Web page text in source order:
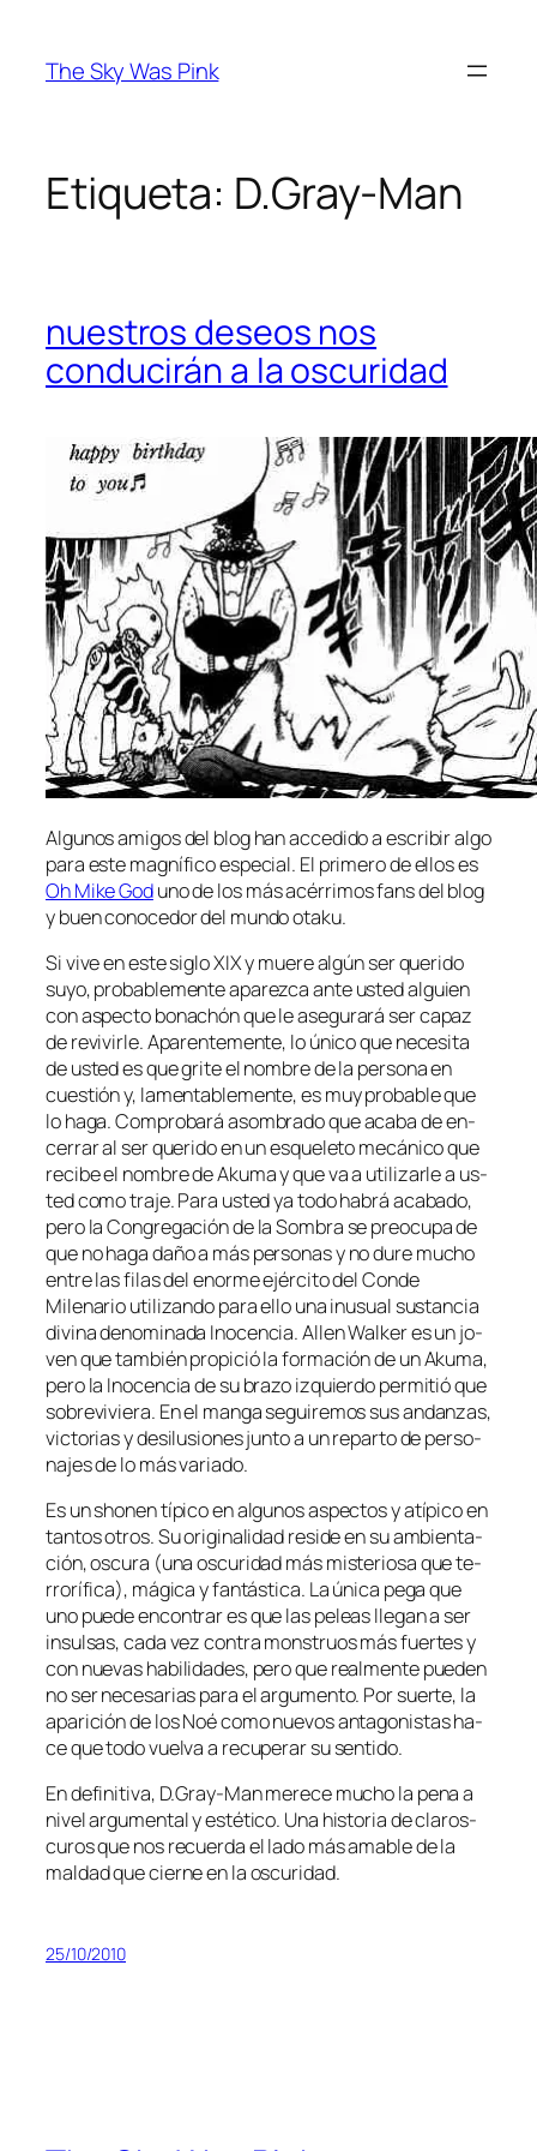
contenido
The Sky Was Pink
Etiqueta: D.Gray-Man
nuestros deseos nos
conducirán a la oscuridad
Algunos ami­gos del blog han ac­ce­di­do a es­cri­bir al­go
pa­ra es­te mag­ní­fi­co es­pe­cial. El pri­me­ro de ellos es
Oh Mike Goduno de los más acé­rri­mos fans del blog
y buen co­no­ce­dor del mun­do otaku.
Si vi­ve en es­te si­glo XIX y mue­re al­gún ser que­ri­do
su­yo, pro­ba­ble­men­te apa­rez­ca an­te us­ted al­guien
con as­pec­to bo­na­chón que le ase­gu­ra­rá ser ca­paz
de re­vi­vir­le. Aparentemente, lo úni­co que ne­ce­si­ta
de us­ted es que gri­te el nom­bre de la per­so­na en
cues­tión y, la­men­ta­ble­men­te, es muy pro­ba­ble que
lo ha­ga. Comprobará asom­bra­do que aca­ba de en­
ce­rrar al ser que­ri­do en un es­que­le­to me­cá­ni­co que
re­ci­be el nom­bre de Akuma y que va a uti­li­zar­le a us­
ted co­mo tra­je. Para us­ted ya to­do ha­brá aca­ba­do,
pe­ro la Congregación de la Sombra se preo­cu­pa de
que no ha­ga da­ño a más per­so­nas y no du­re mu­cho
en­tre las fi­las del enor­me ejér­ci­to del Conde
Milenario uti­li­zan­do pa­ra ello una inusual sus­tan­cia
di­vi­na de­no­mi­na­da Inocencia. Allen Walker es un jo­
ven que tam­bién pro­pi­ció la for­ma­ción de un Akuma,
pe­ro la Inocencia de su bra­zo iz­quier­do per­mi­tió que
so­bre­vi­vie­ra. En el man­ga se­gui­re­mos sus an­dan­zas,
vic­to­rias y des­ilu­sio­nes jun­to a un re­par­to de per­so­
na­jes de lo más variado.
Es un sho­nen tí­pi­co en al­gu­nos as­pec­tos y atí­pi­co en
tan­tos otros. Su ori­gi­na­li­dad re­si­de en su am­bien­ta­
ción, os­cu­ra (una os­cu­ri­dad más mis­te­rio­sa que te­
rro­rí­fi­ca), má­gi­ca y fan­tás­ti­ca. La úni­ca pe­ga que
uno pue­de en­con­trar es que las pe­leas lle­gan a ser
in­sul­sas, ca­da vez con­tra mons­truos más fuer­tes y
con nue­vas ha­bi­li­da­des, pe­ro que real­men­te pue­den
no ser ne­ce­sa­rias pa­ra el ar­gu­men­to. Por suer­te, la
apa­ri­ción de los Noé co­mo nue­vos an­ta­go­nis­tas ha­
ce que to­do vuel­va a re­cu­pe­rar su sentido.
En de­fi­ni­ti­va, D.Gray-Man me­re­ce mu­cho la pe­na a
ni­vel ar­gu­men­tal y es­té­ti­co. Una his­to­ria de cla­ros­
cu­ros que nos re­cuer­da el la­do más ama­ble de la
mal­dad que cier­ne en la oscuridad.
25/10/2010